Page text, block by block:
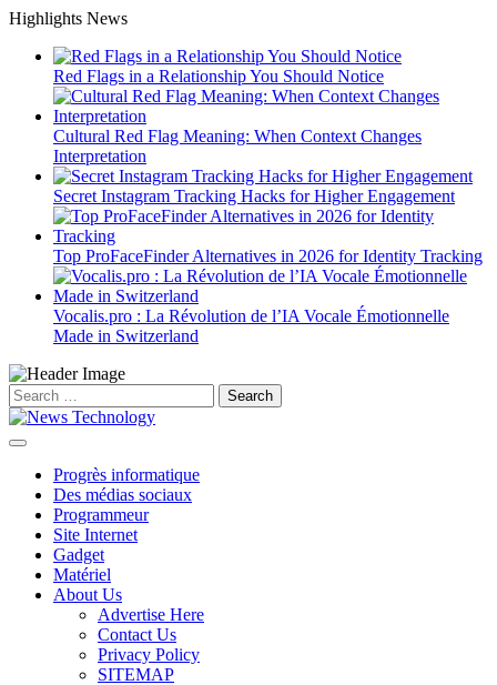
Skip
content
Highlights News
Red Flags in a Relationship You Should Notice
Cultural Red Flag Meaning: When Context Changes
Interpretation
Secret Instagram Tracking Hacks for Higher Engagement
Top ProFaceFinder Alternatives in 2026 for Identity Tracking
Vocalis.pro : La Révolution de l’IA Vocale Émotionnelle
Made in Switzerland
Search
for:
Progrès informatique
Des médias sociaux
Programmeur
Site Internet
Gadget
Matériel
About Us
Advertise Here
Contact Us
Privacy Policy
SITEMAP